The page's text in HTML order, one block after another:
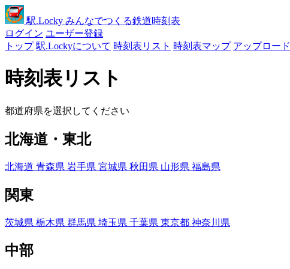
駅.Locky みんなでつくる鉄道時刻表
ログイン ユーザー登録
トップ 駅.Lockyについて 時刻表リスト 時刻表マップ アップロード
時刻表リスト
都道府県を選択してください
北海道・東北
北海道 青森県 岩手県 宮城県 秋田県 山形県 福島県
関東
茨城県 栃木県 群馬県 埼玉県 千葉県 東京都 神奈川県
中部